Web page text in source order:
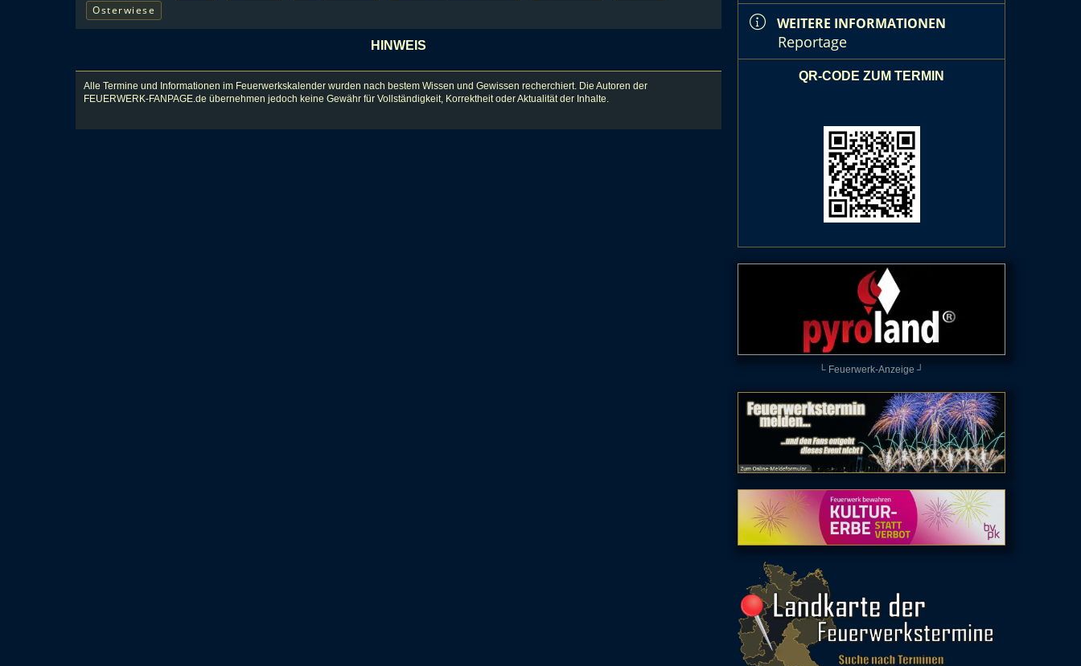
Osterwiese
HINWEIS
Alle Termine und Informationen im Feuerwerkskalender wurden nach bestem Wissen und Gewissen recherchiert. Die Autoren der
FEUERWERK-FANPAGE.de übernehmen jedoch keine Gewähr für Vollständigkeit, Korrektheit oder Aktualität der Inhalte.
WEITERE INFORMATIONEN
Reportage
QR-CODE ZUM TERMIN
└ Feuerwerk-Anzeige ┘